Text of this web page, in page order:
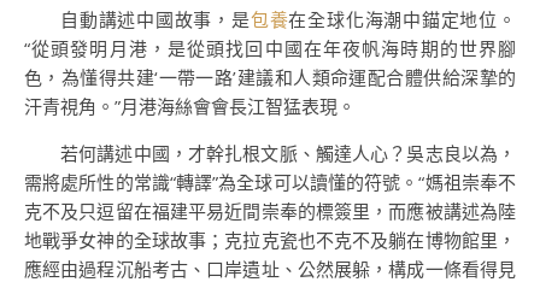
自動講述中國故事，是包養在全球化海潮中錨定地位。
“從頭發明月港，是從頭找回中國在年夜帆海時期的世界腳
色，為懂得共建‘一帶一路’建議和人類命運配合體供給深摯的
汗青視角。”月港海絲會會長江智猛表現。
若何講述中國，才幹扎根文脈、觸達人心？吳志良以為，
需將處所性的常識“轉譯”為全球可以讀懂的符號。“媽祖崇奉不
克不及只逗留在福建平易近間崇奉的標簽里，而應被講述為陸
地戰爭女神的全球故事；克拉克瓷也不克不及躺在博物館里，
應經由過程沉船考古、口岸遺址、公然展躲，構成一條看得見